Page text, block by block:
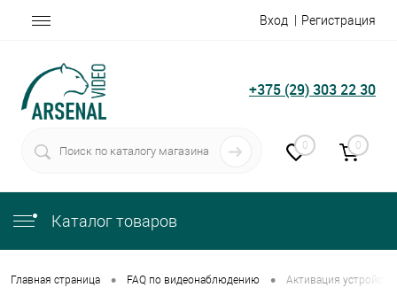
Вход Регистрация
+375 (29) 303 22 30
0 0
Каталог товаров
Главная страница • FAQ по видеонаблюдению • Активация